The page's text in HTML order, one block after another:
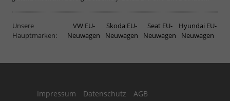
Unsere
Hauptmarken:
VW EU-
Neuwagen
Skoda EU-
Neuwagen
Seat EU-
Neuwagen
Hyundai EU-
Neuwagen
Impressum Datenschutz
AGB